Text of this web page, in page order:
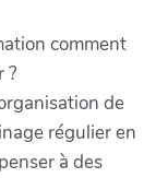
comment
?
de
régulier en
à des